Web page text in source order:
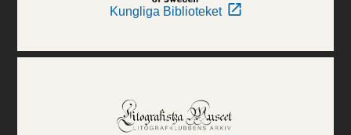
Kungliga Biblioteket